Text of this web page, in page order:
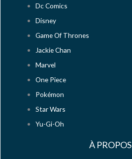
Dc Comics
Disney
Game Of Thrones
Jackie Chan
Marvel
One Piece
Pokémon
Star Wars
Yu-Gi-Oh
À PROPOS